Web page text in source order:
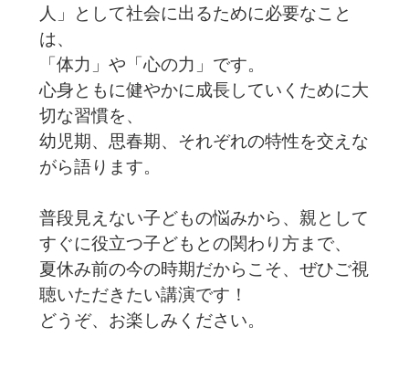
人」として社会に出るために必要なこと
は、
「体力」や「心の力」です。
心身ともに健やかに成長していくために大
切な習慣を、
幼児期、思春期、それぞれの特性を交えな
がら語ります。
普段見えない子どもの悩みから、親として
すぐに役立つ子どもとの関わり方まで、
夏休み前の今の時期だからこそ、ぜひご視
聴いただきたい講演です！
どうぞ、お楽しみください。